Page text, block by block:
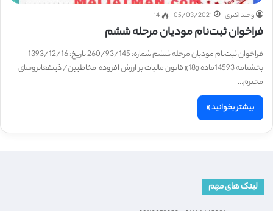
وحید اکبری 05/03/2021
14
فراخوان ثبت‌نام مودیان مرحله ششم
فراخوان ثبت‌نام مودیان مرحله ششم شماره: 260/93/145 تاریخ: 1393/12/16
بخشنامه 14593ماده «18» قانون مالیات بر ارزش افزوده مخاطبین/ ذینفعانروسای
محترم…
بیشتر بخوانید »
لینک های مهم